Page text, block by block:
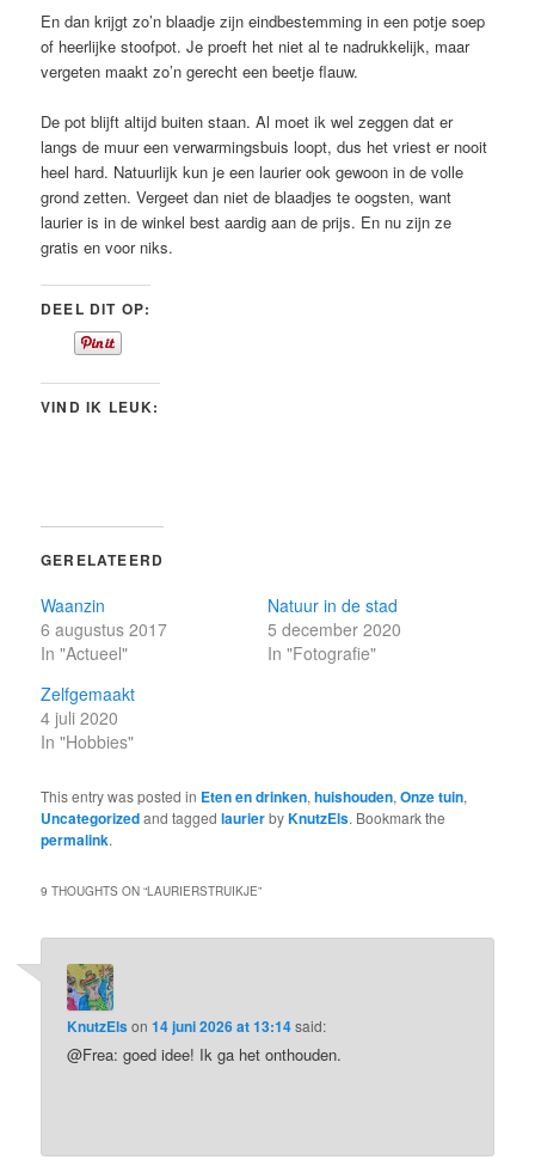
En dan krijgt zo’n blaadje zijn eindbestemming in een potje soep
of heerlijke stoofpot. Je proeft het niet al te nadrukkelijk, maar
vergeten maakt zo’n gerecht een beetje flauw.
De pot blijft altijd buiten staan. Al moet ik wel zeggen dat er
langs de muur een verwarmingsbuis loopt, dus het vriest er nooit
heel hard. Natuurlijk kun je een laurier ook gewoon in de volle
grond zetten. Vergeet dan niet de blaadjes te oogsten, want
laurier is in de winkel best aardig aan de prijs. En nu zijn ze
gratis en voor niks.
DEEL DIT OP:
VIND IK LEUK:
GERELATEERD
Waanzin
6 augustus 2017
In "Actueel"
Natuur in de stad
5 december 2020
In "Fotografie"
Zelfgemaakt
4 juli 2020
In "Hobbies"
This entry was posted in Eten en drinken,huishouden,Onze tuin,
Uncategorizedand taggedlaurierbyKnutzEls. Bookmark the
permalink.
9 THOUGHTS ON “LAURIERSTRUIKJE”
KnutzElson14 juni 2026 at 13:14said:
@Frea: goed idee! Ik ga het onthouden.